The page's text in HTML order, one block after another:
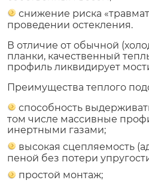
снижение риска
проведении остекления.
В отличие от обычной
планки, качественный
профиль ликвидирует
Преимущества теплого
способность
том числе массивные
инертными газами;
высокая сцепляемость
пеной без потери
простой монтаж;